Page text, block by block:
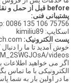
before قبل از حمل و نقل خوب آزمایش شده است.
پشتیبانی فنی:
0086 135 106 75756
اسکایپ: kimiliu89
پست الکترونیک:
خوش آمدید تا ما را دنبال
videos
اگر می خواهید
الکترونیکی با ما تماس
ما در اولین بار به شما